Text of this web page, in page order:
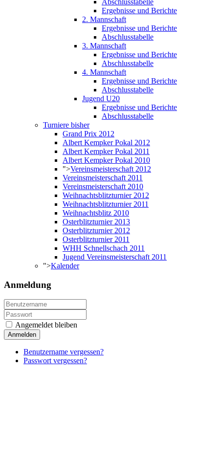
Ergebnisse und Berichte
2. Mannschaft
Ergebnisse und Berichte
Abschlusstabelle
3. Mannschaft
Ergebnisse und Berichte
Abschlusstabelle
4. Mannschaft
Ergebnisse und Berichte
Abschlusstabelle
Jugend U20
Ergebnisse und Berichte
Abschlusstabelle
Turniere bisher
Grand Prix 2012
Albert Kempker Pokal 2012
Albert Kempker Pokal 2011
Albert Kempker Pokal 2010
">Vereinsmeisterschaft 2012
Vereinsmeisterschaft 2011
Vereinsmeisterschaft 2010
Weihnachtsblitzturnier 2012
Weihnachtsblitzturnier 2011
Weihnachtsblitz 2010
Osterblitzturnier 2013
Osterblitzturnier 2012
Osterblitzturnier 2011
WHH Schnellschach 2011
Jugend Vereinsmeisterschaft 2011
">Kalender
Anmeldung
Angemeldet bleiben
Anmelden
Benutzername vergessen?
Passwort vergessen?